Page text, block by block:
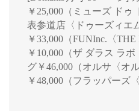
￥25,000（ミューズ ドゥ
表参道店〈ドゥーズィエ
￥33,000（FUNInc.〈
￥10,000（ザ ダラス ラ
グ￥46,000（オルサ〈オ
￥48,000（フラッパーズ